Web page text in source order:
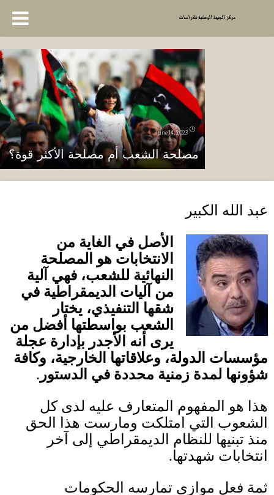
June 14, 2023
مصلحة الشعب أم مصلحة الأكثر قوة؟
عبد الله الكبير
الأصل في الغاية من
الانتخابات هو المصلحة
النهائية للشعب، فهي آلية
من آليات الديمقراطية في
شقها التنفيذي، يختار
الشعب بواسطتها أفضل من
يرى أنه الأجدر بإدارة عجلة
مؤسسات الدولة، وعلاقاتها الخارجية، وكافة
شؤونها لمدة زمنية محددة في الدستور .
هذا هو المفهوم المتعارف عليه لدى كل
الشعوب التي امتلكت ومارست هذا الحق
منذ تبنيها للنظام الديمقراطي إلى آخر
انتخابات شهدتها.
ثمة فعل موازي تمارسه الحكومات